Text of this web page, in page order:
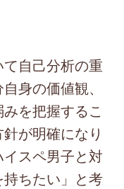
自己分析の重
身の価値観、
を把握するこ
が明確になり
スペ男子と対
ちたい」と考